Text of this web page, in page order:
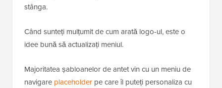
stânga.
Când sunteți mulțumit de cum arată logo-ul, este o
idee bună să actualizați meniul.
Majoritatea șabloanelor de antet vin cu un meniu de
navigare placeholder pe care îl puteți personaliza cu